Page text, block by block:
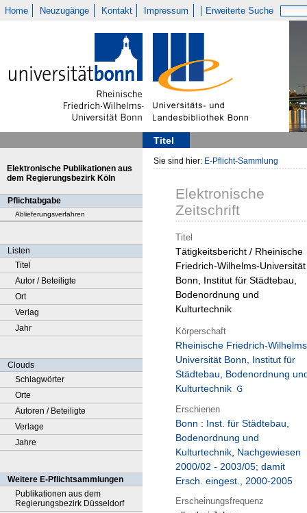
Home Neuzugänge Kontakt Impressum Erweiterte Suche
Titel
Elektronische Publikationen aus
dem Regierungsbezirk Köln
Pflichtabgabe
Ablieferungsverfahren
Listen
Titel
Autor / Beteiligte
Ort
Verlag
Jahr
Clouds
Schlagwörter
Orte
Autoren / Beteiligte
Verlage
Jahre
Weitere E-Pflichtsammlungen
Publikationen aus dem
Regierungsbezirk Düsseldorf
Sie sind hier: E-Pflicht-Sammlung
Elektronische
Zeitschrift
Titel
Tätigkeitsbericht / Rheinische
Friedrich-Wilhelms-Universität
Bonn, Institut für Städtebau,
Bodenordnung und
Kulturtechnik
Körperschaft
Rheinische Friedrich-
Universität Bonn, Institut für
Städtebau, Bodenordnung
Kulturtechnik
Erschienen
Bonn : Inst. für Städtebau,
Bodenordnung und
Kulturtechnik, Nachgewiesen
2000/02 - 2003/05; damit
Ersch. eingest., 2000-2005
Erscheinungsfrequenz